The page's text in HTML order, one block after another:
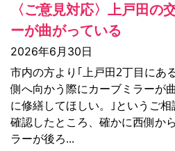
〈ご意見対応〉上戸田の
ーが曲がっている
2026年6月30日
市内の方より｢上戸田2丁目にあ
側へ向かう際にカーブミラーが
に修繕してほしい。｣というご
確認したところ、確かに西側か
ラーが後ろ